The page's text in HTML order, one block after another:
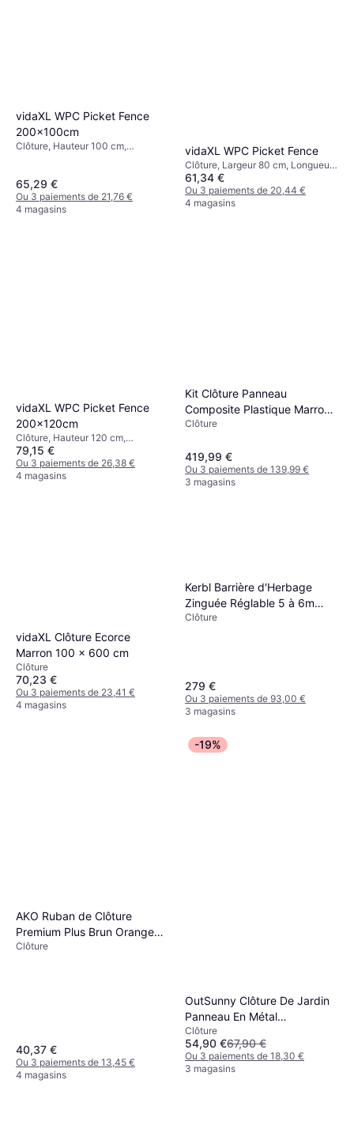
vidaXL WPC Picket Fence
200x100cm
Clôture, Hauteur 100 cm,
65,29 €
Ou 3 paiements de 21,76 €
4 magasins
vidaXL WPC Picket Fence
Clôture, Largeur 80 cm, Longueur
200 cm
61,34 €
Ou 3 paiements de 20,44 €
4 magasins
vidaXL WPC Picket Fence
200x120cm
Clôture, Hauteur 120 cm,
Longueur 200 cm
79,15 €
Ou 3 paiements de 26,38 €
4 magasins
Kit Clôture Panneau
Composite Plastique Marron
9 Lames 185 cm H x 180 cm
Solaires
Clôture
419,99 €
Ou 3 paiements de 139,99 €
3 magasins
vidaXL Clôture Ecorce
Marron 100 x 600 cm
Clôture
70,23 €
Ou 3 paiements de 23,41 €
4 magasins
Kerbl Barrière d'Herbage
Zinguée Réglable 5 à 6m
Argenté
Clôture
279 €
Ou 3 paiements de 93,00 €
3 magasins
AKO Ruban de Clôture
Premium Plus Brun Orange
200 m
Clôture
40,37 €
Ou 3 paiements de 13,45 €
4 magasins
-19%
OutSunny Clôture De Jardin
Panneau En Métal
Revêtement PE 93L x 22l x
150H cm Marron Foncé
Clôture
54,90 €67,90 €
Ou 3 paiements de 18,30 €
3 magasins